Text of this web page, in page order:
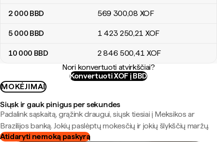
2 000 BBD 569 300,08 XOF
5 000 BBD 1 423 250,21 XOF
10 000 BBD 2 846 500,41 XOF
Nori konvertuoti atvirkščiai?
Konvertuoti XOF į BBD
MOKĖJIMAI
Siųsk ir gauk pinigus per sekundes
Padalink sąskaitą, grąžink draugui, siųsk tiesiai į Meksikos ar
Brazilijos banką. Jokių paslėptų mokesčių ir jokių šlykščių maržų.
Atidaryti nemoką paskyrą